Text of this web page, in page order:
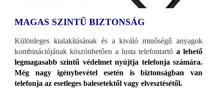
MAGAS SZINTŰ BIZTONSÁG
Különleges kialakításának és a kiváló minőségű anyagok
kombinációjának köszönhetően a lusta telefontartó a lehető
legmagasabb szintű védelmet nyújtja telefonja számára.
Még nagy igénybevétel esetén is biztonságban van
telefonja az esetleges balesetektől vagy elvesztésétől.